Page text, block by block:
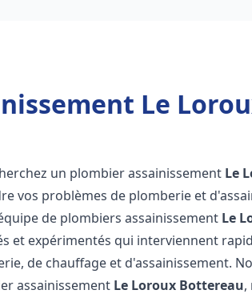
Le
un plombier assainissement Le
vos problèmes de plomberie et
de plombiers assainissement Le
et expérimentés qui interviennent
de chauffage et d'assainissement.
assainissement Le Loroux Bottereau,